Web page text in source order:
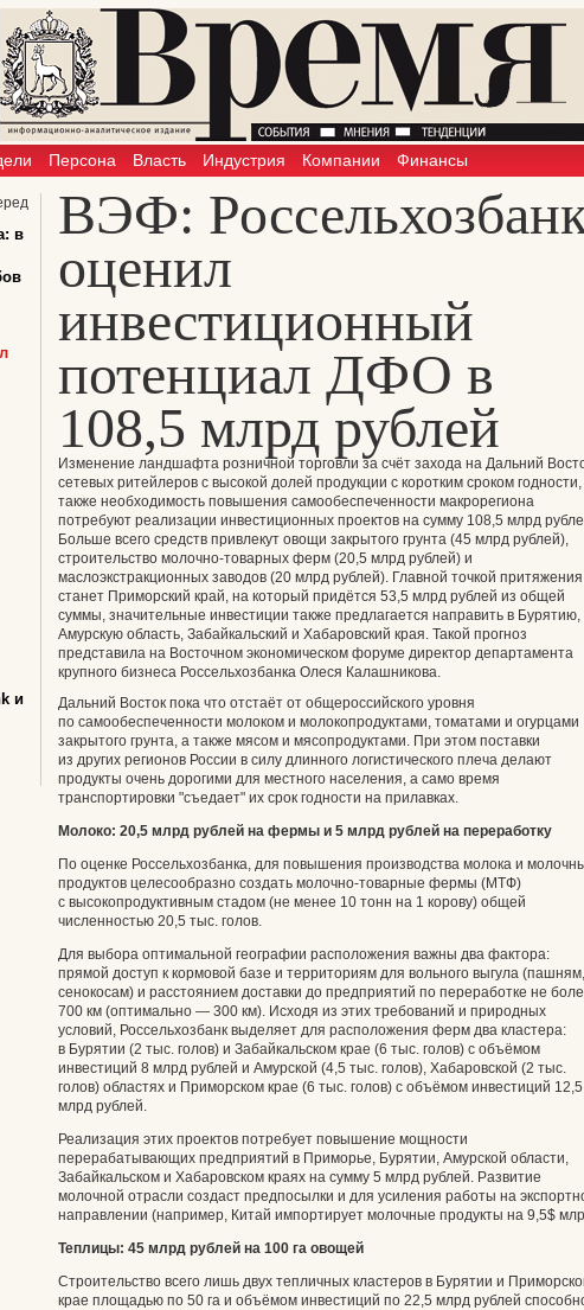
Персона Власть Индустрия Компании Финансы
ВЭФ:
оценил
инвестиционный
потенциал ДФО в
108,5 млрд рублей
Изменение ландшафта розничной торговли за счёт захода на Дальний
сетевых ритейлеров с высокой долей продукции с коротким сроком
также необходимость повышения самообеспеченности макрорегиона
потребуют реализации инвестиционных проектов на сумму 108,5 млрд
Больше всего средств привлекут овощи закрытого грунта (45 млрд рублей),
строительство молочно-товарных ферм (20,5 млрд рублей) и
маслоэкстракционных заводов (20 млрд рублей). Главной точкой притяжения
станет Приморский край, на который придётся 53,5 млрд рублей из общей
суммы, значительные инвестиции также предлагается направить в Бурятию,
Амурскую область, Забайкальский и Хабаровский края. Такой прогноз
представила на Восточном экономическом форуме директор департамента
крупного бизнеса Россельхозбанка Олеся Калашникова.
Дальний Восток пока что отстаёт от общероссийского уровня
по самообеспеченности молоком и молокопродуктами, томатами и огурцами
закрытого грунта, а также мясом и мясопродуктами. При этом поставки
из других регионов России в силу длинного логистического плеча делают
продукты очень дорогими для местного населения, а само время
транспортировки "съедает" их срок годности на прилавках.
Молоко: 20,5 млрд рублей на фермы и 5 млрд рублей на переработку
По оценке Россельхозбанка, для повышения производства молока и
продуктов целесообразно создать молочно-товарные фермы (МТФ)
с высокопродуктивным стадом (не менее 10 тонн на 1 корову) общей
численностью 20,5 тыс. голов.
Для выбора оптимальной географии расположения важны два фактора:
прямой доступ к кормовой базе и территориям для вольного выгула (пашням,
сенокосам) и расстоянием доставки до предприятий по переработке не
700 км (оптимально — 300 км). Исходя из этих требований и природных
условий, Россельхозбанк выделяет для расположения ферм два кластера:
в Бурятии (2 тыс. голов) и Забайкальском крае (6 тыс. голов) с объёмом
инвестиций 8 млрд рублей и Амурской (4,5 тыс. голов), Хабаровской (2 тыс.
голов) областях и Приморском крае (6 тыс. голов) с объёмом инвестиций 12,5
млрд рублей.
Реализация этих проектов потребует повышение мощности
перерабатывающих предприятий в Приморье, Бурятии, Амурской области,
Забайкальском и Хабаровском краях на сумму 5 млрд рублей. Развитие
молочной отрасли создаст предпосылки и для усиления работы на
направлении (например, Китай импортирует молочные продукты на 9,5$
Теплицы: 45 млрд рублей на 100 га овощей
Строительство всего лишь двух тепличных кластеров в Бурятии и
крае площадью по 50 га и объёмом инвестиций по 22,5 млрд рублей
в
и